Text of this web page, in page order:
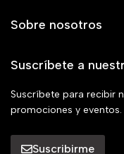
Sobre nosotros
Suscríbete a
Suscríbete para recibir
promociones y eventos.
Suscribirme